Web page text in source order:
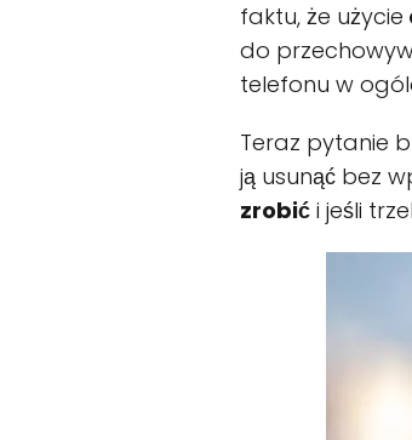
faktu, że użycie
do
telefonu w
Teraz pytanie
ją usunąć bez
zrobić i jeśli